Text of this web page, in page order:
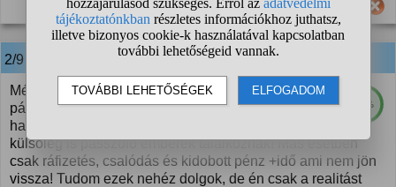
Hasznos számodra ez a válasz?
2/9 válasza:
53%
Mérlegelni kell! Mi éri meg neked, mik a tervek? A
párkapcsolat házasság akkor működik, ha két
hasonló gondolkodású, anyagilag egy szinten lévő
külsőleg is passzoló emberek találkoznak! Más esetben
csak ráfizetés, csalódás és kidobott pénz +idő ami nem jön
vissza! Tudom ezek nehéz dolgok, de én csak a realitást